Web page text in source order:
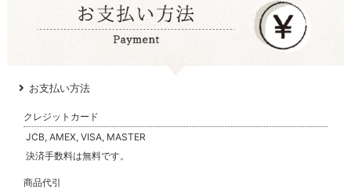
お支払い方法
クレジットカード
JCB, AMEX, VISA, MASTER
決済手数料は無料です。
商品代引